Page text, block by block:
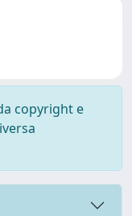
copyright e